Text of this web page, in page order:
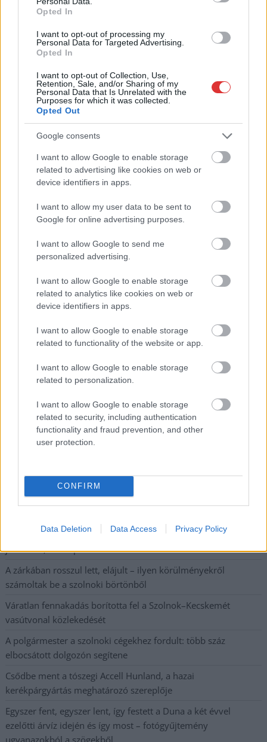
Opted In
I want to opt-out of processing my
Personal Data for Targeted Advertising.
Opted In
I want to opt-out of Collection, Use,
Retention, Sale, and/or Sharing of my
Personal Data that Is Unrelated with the
Purposes for which it was collected.
Opted Out
Google consents
I want to allow Google to enable storage
related to advertising like cookies on web or
device identifiers in apps.
I want to allow my user data to be sent to
Google for online advertising purposes.
I want to allow Google to send me
personalized advertising.
I want to allow Google to enable storage
related to analytics like cookies on web or
device identifiers in apps.
I want to allow Google to enable storage
related to functionality of the website or app.
I want to allow Google to enable storage
related to personalization.
I want to allow Google to enable storage
related to security, including authentication
functionality and fraud prevention, and other
user protection.
CONFIRM
Data Deletion Data Access Privacy Policy
lezárnak a napokban, a közlekedés az átlagost is meghaladó
Elromlott a biztosítóberendezés a ceglédi vasútvonalon,
alapos késések alakultak ki a menetrendhez képest,
kimaradás is előfordult
Ön szerint hogy készül a hamisítatlan szolnoki habos isler?
Országos ellenőrzés indult a hazai akkumulátoripari
üzemekben
kiskereskedelemben
Györfi Mihály több tucat vállalkozással egyeztetett a
41 fok fölé forrósodott az ország, Szolnokon pedig egy másik
Egy telefonhívást akart, végül rendőrök vitték el a mezőtúri
A Tisza kormány minisztere újabb nagy változásokról döntött
a közoktatásban – például az iskolaigazgatók visszakapják
Sok volt az igazolatlan hiányzás, Pócs János fizetéslevonást
A Szolnok megyei gazdák nagyon nem akarták a JÉGER
további üzemeltetését
Csendélet 5.0: alig balesetveszélyes lépcső és remek
állapotban levő buszmegálló mutatja, hogy Szolnok mennyire
Napokon belül megválasztja az új köztársasági elnököt az
Országgyűlés
Harmadfokú hőségriasztás az országban: Szolnokon klímát
javítottak, helikoptereket is bevetettek a tüzeknél
A zárkában rosszul lett, elájult – ilyen körülményekről
számoltak be a szolnoki börtönből
Váratlan fennakadás borította fel a Szolnok–Kecskemét
vasútvonal közlekedését
A polgármester a szolnoki cégekhez fordult: több száz
elbocsátott dolgozón segítene
Csődbe ment a tószegi Accell Hunland, a hazai
kerékpárgyártás meghatározó szereplője
Egyszer fent, egyszer lent, így festett a Duna a két évvel
ezelőtti árvíz idején és így most – fotógyűjtemény
ugyanazokból a szögekből